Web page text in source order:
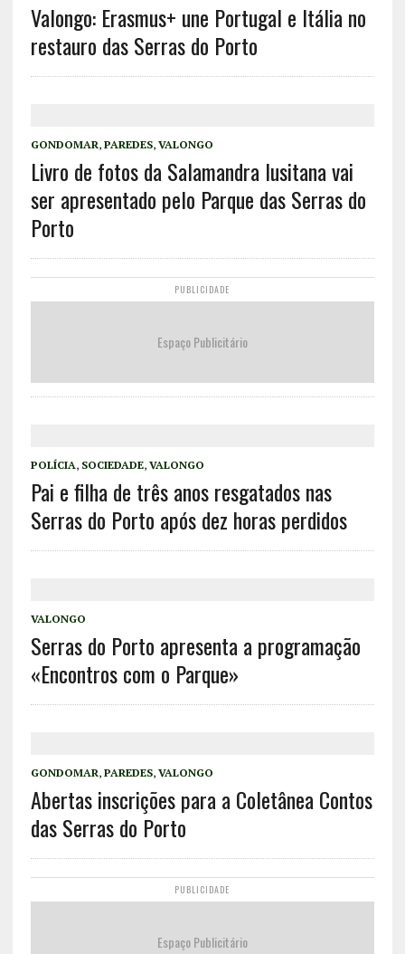
Valongo: Erasmus+ une Portugal e Itália no
restauro das Serras do Porto
GONDOMAR, PAREDES, VALONGO
Livro de fotos da Salamandra lusitana vai
ser apresentado pelo Parque das Serras do
Porto
PUBLICIDADE
Espaço Publicitário
POLÍCIA, SOCIEDADE, VALONGO
Pai e filha de três anos resgatados nas
Serras do Porto após dez horas perdidos
VALONGO
Serras do Porto apresenta a programação
«Encontros com o Parque»
GONDOMAR, PAREDES, VALONGO
Abertas inscrições para a Coletânea Contos
das Serras do Porto
PUBLICIDADE
Espaço Publicitário